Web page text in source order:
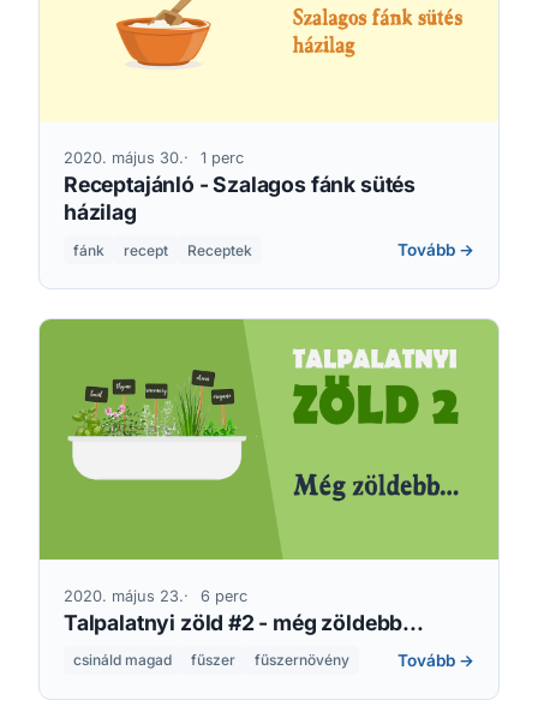
2020. május 30. 1 perc
Receptajánló - Szalagos fánk sütés
házilag
fánk recept Receptek Tovább →
2020. május 23. 6 perc
Talpalatnyi zöld #2 - még zöldebb...
csináld magad fűszer fűszernövény Tovább →